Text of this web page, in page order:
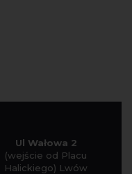
Ul Wałowa 2
(wejście od Placu
Halickiego) Lwów